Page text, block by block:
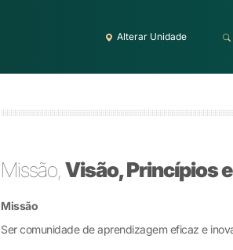
Alterar Unidade
Missão,Visão, Princípios
Missão
Ser comunidade de aprendizagem eficaz e